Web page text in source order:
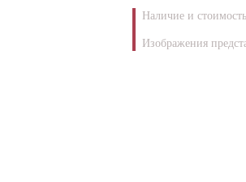
Наличие и
Изображения